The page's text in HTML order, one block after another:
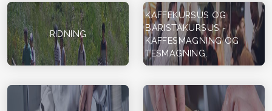
RIDNING
KAFFEKURSUS OG
BARISTAKURSUS -
KAFFESMAGNING OG
TESMAGNING,